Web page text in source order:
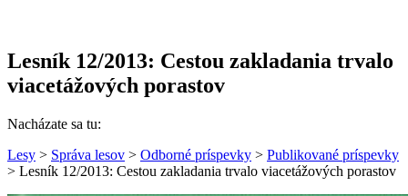
Lesník 12/2013: Cestou zakladania trvalo
viacetážových porastov
Nacházate sa tu:
Lesy > Správa lesov > Odborné príspevky > Publikované príspevky
> Lesník 12/2013: Cestou zakladania trvalo viacetážových porastov